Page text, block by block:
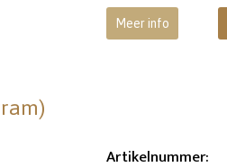
Meer info
Artikelnummer: